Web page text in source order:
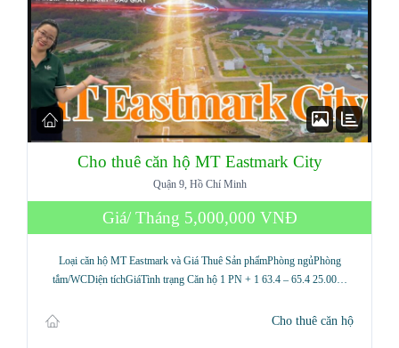
Cho thuê căn hộ MT Eastmark City
Quận 9, Hồ Chí Minh
Giá/ Tháng 5,000,000 VNĐ
Loại căn hộ MT Eastmark và Giá Thuê Sản phẩmPhòng ngủPhòng
tắm/WCDiện tíchGiáTình trạng Căn hộ 1 PN + 1 63.4 – 65.4 25.00…
Cho thuê căn hộ